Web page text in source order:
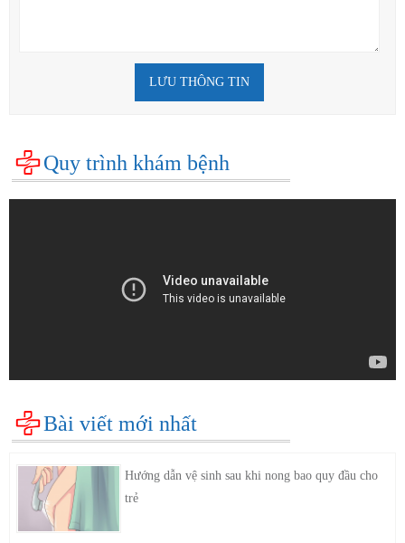
LƯU THÔNG TIN
Quy trình khám bệnh
Bài viết mới nhất
Hướng dẫn vệ sinh sau khi nong bao quy đầu cho
trẻ